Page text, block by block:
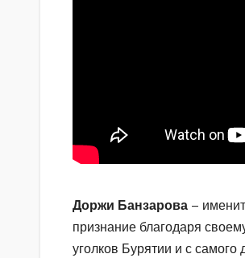
Доржи Банзарова –
признание благодаря
уголков Бурятии и с